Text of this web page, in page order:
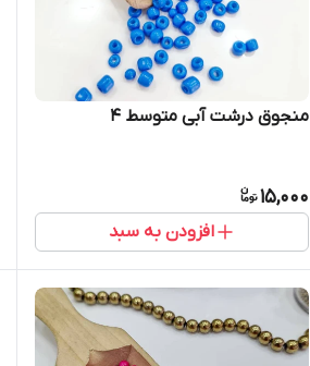
منجوق درشت آبی متوسط ۴
15,000
افزودن به سبد